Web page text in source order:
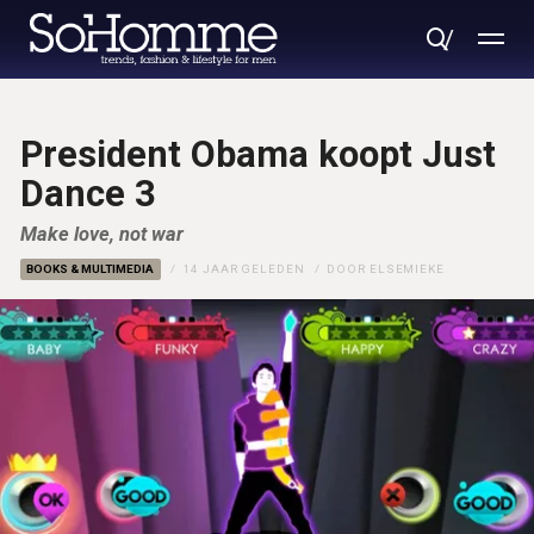
President Obama koopt Just
Dance 3
Make love, not war
BOOKS & MULTIMEDIA 14 JAAR GELEDEN DOOR ELSEMIEKE